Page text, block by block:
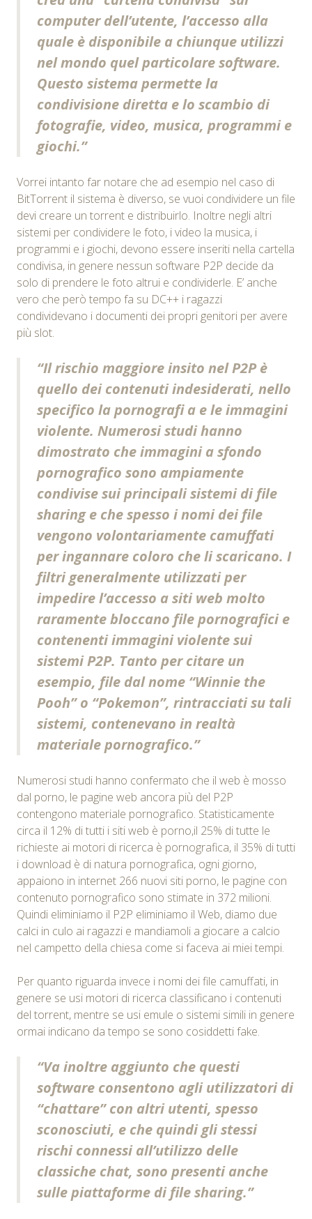
computer dell’utente, l’accesso alla
quale è disponibile a chiunque utilizzi
nel mondo quel particolare software.
Questo sistema permette la
condivisione diretta e lo scambio di
fotografie, video, musica, programmi e
giochi.”
Vorrei intanto far notare che ad esempio nel caso di
BitTorrent il sistema è diverso, se vuoi condividere un file
devi creare un torrent e distribuirlo. Inoltre negli altri
sistemi per condividere le foto, i video la musica, i
programmi e i giochi, devono essere inseriti nella cartella
condivisa, in genere nessun software P2P decide da
solo di prendere le foto altrui e condividerle. E’ anche
vero che però tempo fa su DC++ i ragazzi
condividevano i documenti dei propri genitori per avere
più slot.
“Il rischio maggiore insito nel P2P è
quello dei contenuti indesiderati, nello
specifico la pornografi a e le immagini
violente. Numerosi studi hanno
dimostrato che immagini a sfondo
pornografico sono ampiamente
condivise sui principali sistemi di file
sharing e che spesso i nomi dei file
vengono volontariamente camuffati
per ingannare coloro che li scaricano. I
filtri generalmente utilizzati per
impedire l’accesso a siti web molto
raramente bloccano file pornografici e
contenenti immagini violente sui
sistemi P2P. Tanto per citare un
esempio, file dal nome “Winnie the
Pooh” o “Pokemon”, rintracciati su tali
sistemi, contenevano in realtà
materiale pornografico.”
Numerosi studi hanno confermato che il web è mosso
dal porno, le pagine web ancora più del P2P
contengono materiale pornografico. Statisticamente
circa il 12% di tutti i siti web è porno,il 25% di tutte le
richieste ai motori di ricerca è pornografica, il 35% di tutti
i download è di natura pornografica, ogni giorno,
appaiono in internet 266 nuovi siti porno, le pagine con
contenuto pornografico sono stimate in 372 milioni.
Quindi eliminiamo il P2P eliminiamo il Web, diamo due
calci in culo ai ragazzi e mandiamoli a giocare a calcio
nel campetto della chiesa come si faceva ai miei tempi.
Per quanto riguarda invece i nomi dei file camuffati, in
genere se usi motori di ricerca classificano i contenuti
del torrent, mentre se usi emule o sistemi simili in genere
ormai indicano da tempo se sono cosiddetti fake.
“Va inoltre aggiunto che questi
software consentono agli utilizzatori di
“chattare” con altri utenti, spesso
sconosciuti, e che quindi gli stessi
rischi connessi all’utilizzo delle
classiche chat, sono presenti anche
sulle piattaforme di file sharing.”